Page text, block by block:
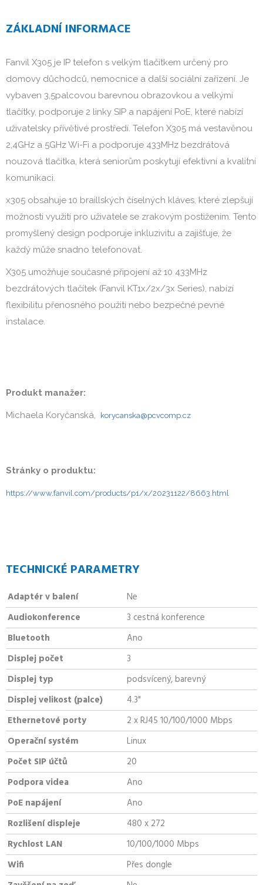
ZÁKLADNÍ INFORMACE
Fanvil X305 je IP telefon s velkým tlačítkem určený pro
domovy důchodců, nemocnice a další sociální zařízení. Je
vybaven 3,5palcovou barevnou obrazovkou a velkými
tlačítky, podporuje 2 linky SIP a napájení PoE, které nabízí
uživatelsky přívětivé prostředí. Telefon X305 má vestavěnou
2,4GHz a 5GHz Wi-Fi a podporuje 433MHz bezdrátová
nouzová tlačítka, která seniorům poskytují efektivní a kvalitní
komunikaci.
x305 obsahuje 10 braillských číselných kláves, které zlepšují
možnosti využití pro uživatele se zrakovým postižením. Tento
promyšlený design podporuje inkluzivitu a zajišťuje, že
každý může snadno telefonovat.
X305 umožňuje současné připojení až 10 433MHz
bezdrátových tlačítek (Fanvil KT1x/2x/3x Series), nabízí
flexibilitu přenosného použití nebo bezpečné pevné
instalace.
Produkt manažer:
Michaela Koryčanská, korycanska@pcvcomp.cz
Stránky o produktu:
https://www.fanvil.com/products/p1/x/20231122/8663.html
TECHNICKÉ PARAMETRY
Adaptér v balení
Ne
Audiokonference
3 cestná konference
Bluetooth
Ano
Displej počet
3
Displej typ
podsvícený, barevný
Displej velikost (palce)
4.3"
Ethernetové porty
2 x RJ45 10/100/1000 Mbps
Operační systém
Linux
Počet SIP účtů
20
Podpora videa
Ano
PoE napájení
Ano
Rozlišení displeje
480 x 272
Rychlost LAN
10/100/1000 Mbps
Wifi
Přes dongle